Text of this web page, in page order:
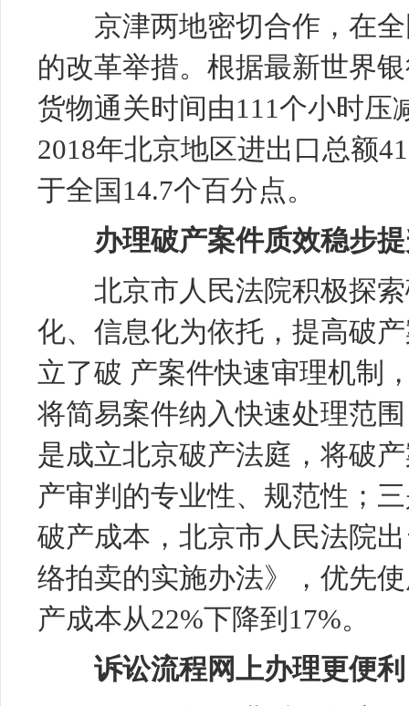
京津两地密切合作，在全
的改革举措。根据最新世界
货物通关时间由111个小时压
2018年北京地区进出口总额
于全国14.7个百分点。
办理破产案件质效稳步
北京市人民法院积极探索
化、信息化为依托，提高破
立了破 产案件快速审理机制
将简易案件纳入快速处理范
是成立北京破产法庭，将破
产审判的专业性、规范性；
破产成本，北京市人民法院
络拍卖的实施办法》，优先
产成本从22%下降到17%。
诉讼流程网上办理更便利